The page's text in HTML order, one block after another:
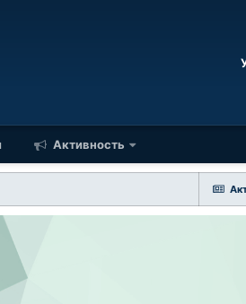
Активность